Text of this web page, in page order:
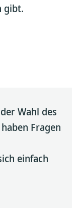
gibt.
Wahl des
Fragen
einfach